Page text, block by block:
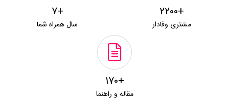
+2200
مشتری وفادار
+7
سال همراه شما
+170
مقاله و راهنما